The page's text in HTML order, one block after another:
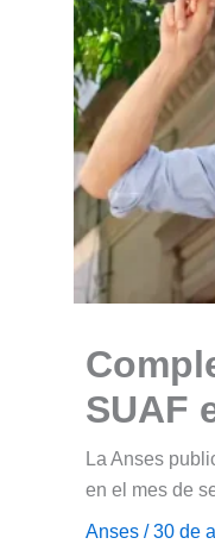
SUAF
La Anses
en el mes de
Anses / 30 de